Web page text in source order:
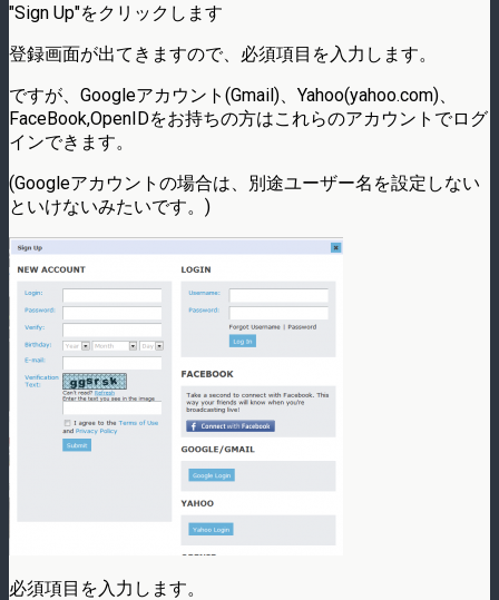
"Sign Up"をクリックします
登録画面が出てきますので、必須項目を入力します。
ですが、Googleアカウント(Gmail)、Yahoo(yahoo.com)、
FaceBook,OpenIDをお持ちの方はこれらのアカウントでログ
インできます。
(Googleアカウントの場合は、別途ユーザー名を設定しない
といけないみたいです。)
必須項目を入力します。